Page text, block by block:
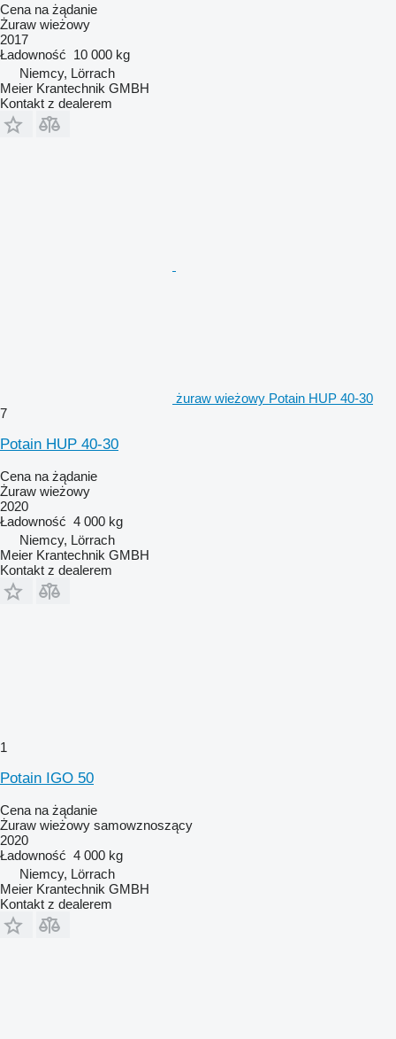
Cena na żądanie
Żuraw wieżowy
2017
Ładowność 10 000 kg
Niemcy, Lörrach
Meier Krantechnik GMBH
Kontakt z dealerem
żuraw wieżowy Potain HUP 40-30
7
Potain HUP 40-30
Cena na żądanie
Żuraw wieżowy
2020
Ładowność 4 000 kg
Niemcy, Lörrach
Meier Krantechnik GMBH
Kontakt z dealerem
1
Potain IGO 50
Cena na żądanie
Żuraw wieżowy samowznoszący
2020
Ładowność 4 000 kg
Niemcy, Lörrach
Meier Krantechnik GMBH
Kontakt z dealerem